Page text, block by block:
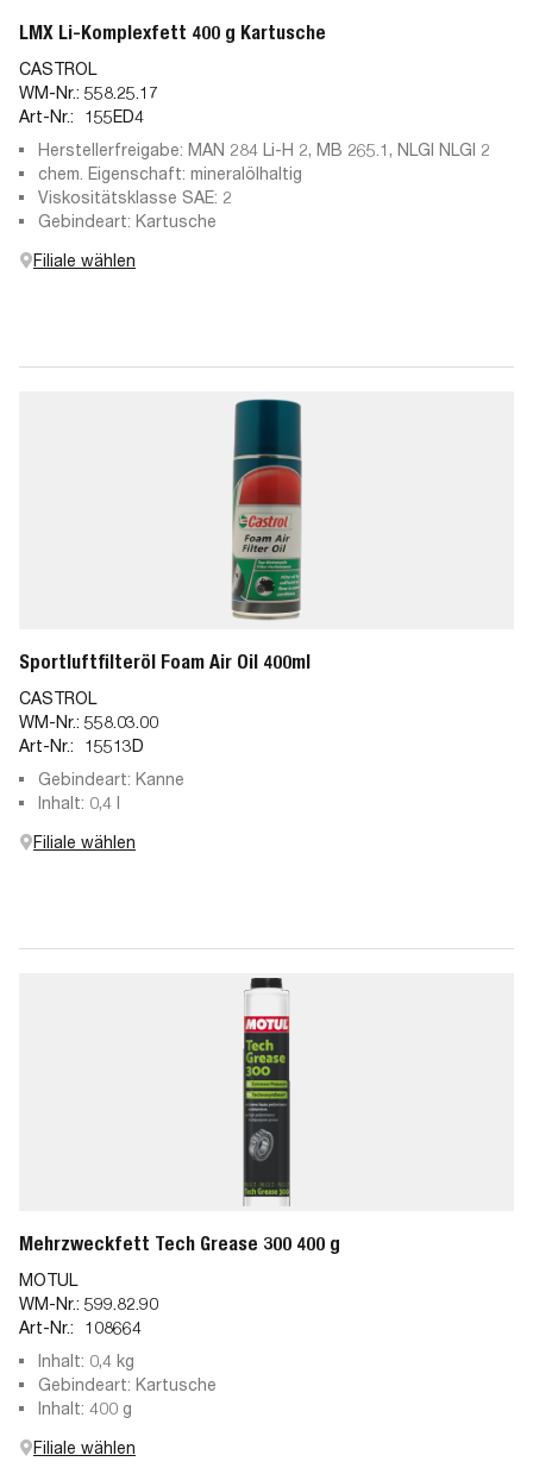
LMX Li-Komplexfett 400 g Kartusche
CASTROL
WM-Nr.: 558.25.17
Art-Nr.:
155ED4
Herstellerfreigabe: MAN 284 Li-H 2, MB 265.1, NLGI NLGI 2
chem. Eigenschaft: mineralölhaltig
Viskositätsklasse SAE: 2
Gebindeart: Kartusche
Filiale wählen
Sportluftfilteröl Foam Air Oil 400ml
CASTROL
WM-Nr.: 558.03.00
Art-Nr.:
15513D
Gebindeart: Kanne
Inhalt: 0,4 l
Filiale wählen
Mehrzweckfett Tech Grease 300 400 g
MOTUL
WM-Nr.: 599.82.90
Art-Nr.:
108664
Inhalt: 0,4 kg
Gebindeart: Kartusche
Inhalt: 400 g
Filiale wählen